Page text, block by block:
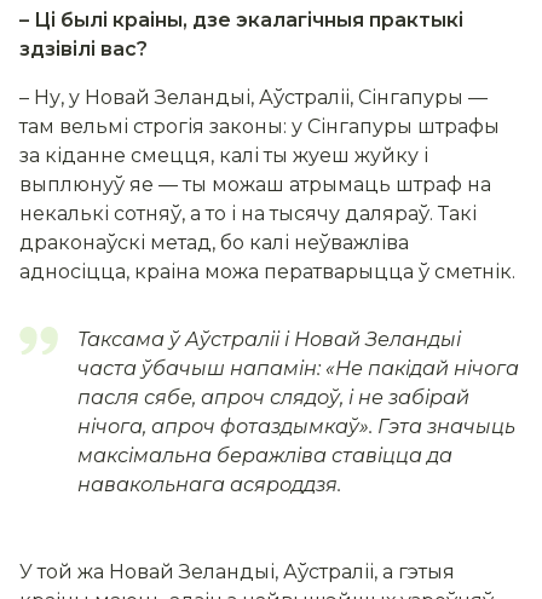
– Ці былі краіны, дзе экалагічныя практыкі
здзівілі вас?
– Ну, у Новай Зеландыі, Аўстраліі, Сінгапуры —
там вельмі строгія законы: у Сінгапуры штрафы
за кіданне смецця, калі ты жуеш жуйку і
выплюнуў яе — ты можаш атрымаць штраф на
некалькі сотняў, а то і на тысячу даляраў. Такі
драконаўскі метад, бо калі неўважліва
адносіцца, краіна можа ператварыцца ў сметнік.
Таксама ў Аўстраліі і Новай Зеландыі
часта ўбачыш напамін: «Не пакідай нічога
пасля сябе, апроч слядоў, і не забірай
нічога, апроч фотаздымкаў». Гэта значыць
максімальна беражліва ставіцца да
навакольнага асяроддзя.
У той жа Новай Зеландыі, Аўстраліі, а гэтыя